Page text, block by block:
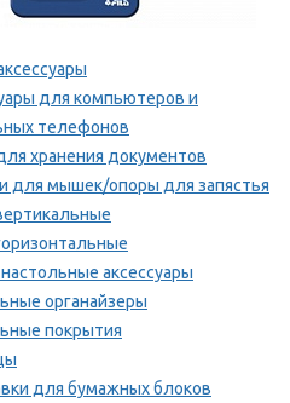
для компьютеров и
телефонов
хранения документов
для мышек/опоры для запястья
аксессуары
органайзеры
покрытия
для бумажных блоков